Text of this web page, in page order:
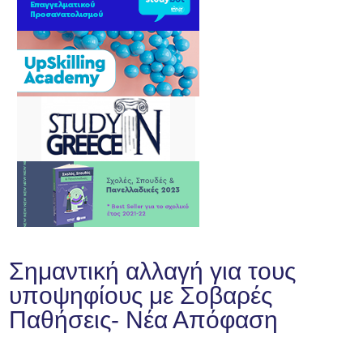
Σημαντική αλλαγή για τους
υποψηφίους με Σοβαρές
Παθήσεις- Νέα Απόφαση